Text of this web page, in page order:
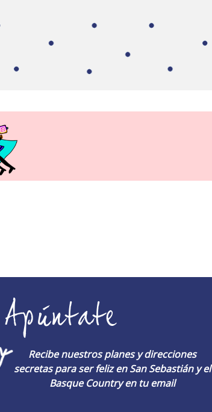
Apúntate
Recibe nuestros planes y direcciones
secretas para ser feliz en San Sebastián y el
Basque Country en tu email